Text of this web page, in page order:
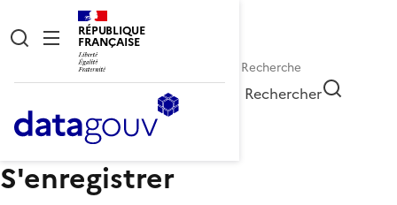
RÉPUBLIQUE
FRANÇAISE
Rechercher
S'enregistrer